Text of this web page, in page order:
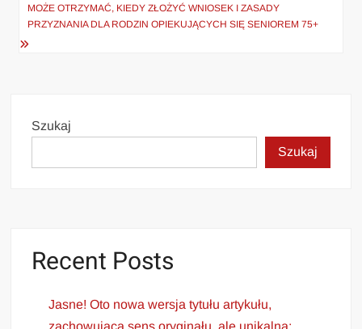
MOŻE OTRZYMAĆ, KIEDY ZŁOŻYĆ WNIOSEK I ZASADY
PRZYZNANIA DLA RODZIN OPIEKUJĄCYCH SIĘ SENIOREM 75+
Szukaj
Szukaj
Recent Posts
Jasne! Oto nowa wersja tytułu artykułu,